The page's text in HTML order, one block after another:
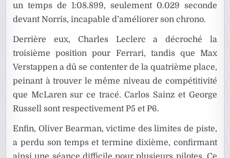
un temps de 1:08.899, seulement 0.029 seconde
devant Norris, incapable d’améliorer son chrono.
Derrière eux, Charles Leclerc a décroché la
troisième position pour Ferrari, tandis que Max
Verstappen a dû se contenter de la quatrième place,
peinant à trouver le même niveau de compétitivité
que McLaren sur ce tracé. Carlos Sainz et George
Russell sont respectivement P5 et P6.
Enfin, Oliver Bearman, victime des limites de piste,
a perdu son temps et termine dixième, confirmant